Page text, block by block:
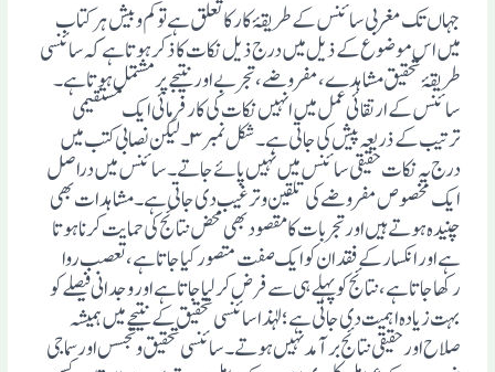
جہاں تک مغربی سائنس کے طریقۂ کار کا تعلق ہے تو کم و بیش ہر کتاب
میں اس موضوع کے ذیل میں درج ذیل نکات کا ذکر ہوتا ہے کہ سائنسی
طریقۂ تحقیق مشاہدے، مفروضے، تجربے اور نتیجے پر مشتمل ہوتا ہے۔
سائنس کے ارتقائی عمل میں انہیں نکات کی کار فرمائی ایک مستقیمی
ترتیب کے ذریعہ پیش کی جاتی ہے۔ شکل نمبر۳۔ لیکن نصابی کتب میں
درج یہ نکات حقیقی سائنس میں نہیں پائے جاتے۔ سائنس میں دراصل
ایک مخصوص مفروضے کی تلقین و ترغیب دی جاتی ہے۔ مشاہدات بھی
چنیدہ ہوتے ہیں اور تجربات کا مقصود بھی محض نتائج کی حمایت کرنا ہوتا
ہے اور انکسار کے فقدان کو ایک صفت متصور کیا جاتا ہے، تعصب روا
رکھا جاتا ہے، نتائج کو پہلے ہی سے فرض کر لیا جاتا ہے اور وجدانی فیصلے کو
بہت زیادہ اہمیت دی جاتی ہے؛ لہٰذا سائنسی تحقیق کے نتیجے میں ہمیشہ
صلاح اور حقیقی نتائج برآمد نہیں ہوتے۔ سائنسی تحقیق و تجسس اور سماجی